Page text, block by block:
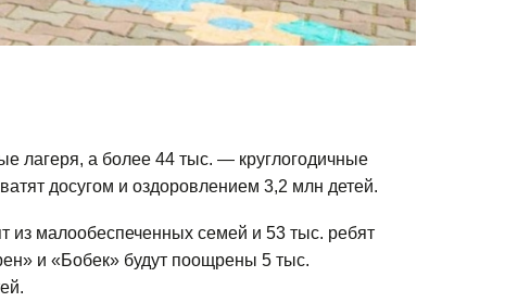
лагеря, а более 44 тыс. — круглогодичные
досугом и оздоровлением 3,2 млн детей.
из малообеспеченных семей и 53 тыс. ребят
и «Бобек» будут поощрены 5 тыс.